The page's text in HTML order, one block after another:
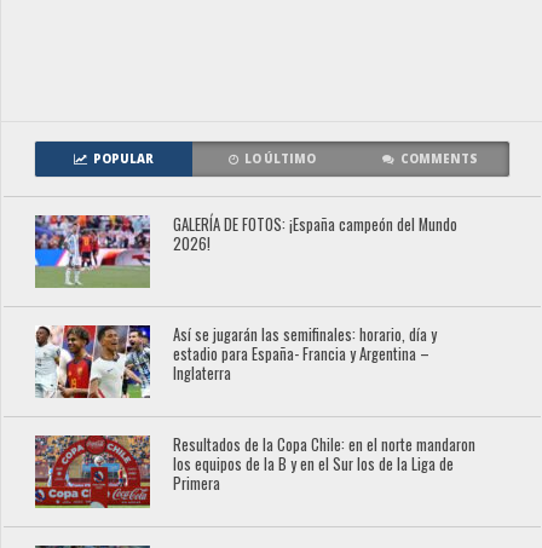
POPULAR LO ÚLTIMO COMMENTS
GALERÍA DE FOTOS: ¡España campeón del Mundo
2026!
Así se jugarán las semifinales: horario, día y
estadio para España- Francia y Argentina –
Inglaterra
Resultados de la Copa Chile: en el norte mandaron
los equipos de la B y en el Sur los de la Liga de
Primera